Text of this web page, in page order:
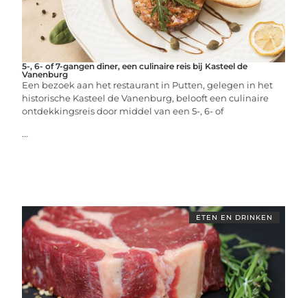
5-, 6- of 7-gangen diner, een culinaire reis bij Kasteel de
Vanenburg
Een bezoek aan het restaurant in Putten, gelegen in het
historische Kasteel de Vanenburg, belooft een culinaire
ontdekkingsreis door middel van een 5-, 6- of
...
ETEN EN DRINKEN